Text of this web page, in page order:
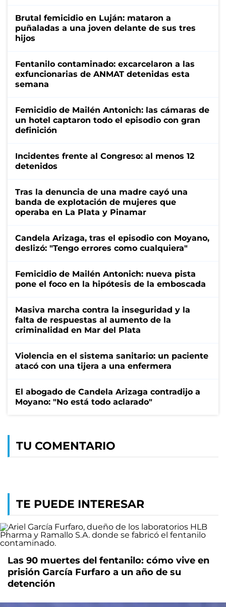
Brutal femicidio en Luján: mataron a
puñaladas a una joven delante de sus tres
hijos
Fentanilo contaminado: excarcelaron a las
exfuncionarias de ANMAT detenidas esta
semana
Femicidio de Mailén Antonich: las cámaras de
un hotel captaron todo el episodio con gran
definición
Incidentes frente al Congreso: al menos 12
detenidos
Tras la denuncia de una madre cayó una
banda de explotación de mujeres que
operaba en La Plata y Pinamar
Candela Arizaga, tras el episodio con Moyano,
deslizó: "Tengo errores como cualquiera"
Femicidio de Mailén Antonich: nueva pista
pone el foco en la hipótesis de la emboscada
Masiva marcha contra la inseguridad y la
falta de respuestas al aumento de la
criminalidad en Mar del Plata
Violencia en el sistema sanitario: un paciente
atacó con una tijera a una enfermera
El abogado de Candela Arizaga contradijo a
Moyano: "No está todo aclarado"
TU COMENTARIO
TE PUEDE INTERESAR
Las 90 muertes del fentanilo: cómo vive en
prisión García Furfaro a un año de su
detención